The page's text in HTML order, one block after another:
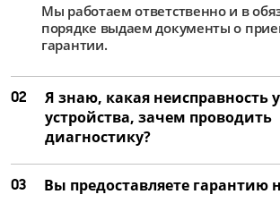
Мы работаем ответственно и в
порядке выдаем документы о
гарантии.
02
Я знаю, какая неисправность
устройства, зачем проводить
диагностику?
03 Вы предоставляете гарантию